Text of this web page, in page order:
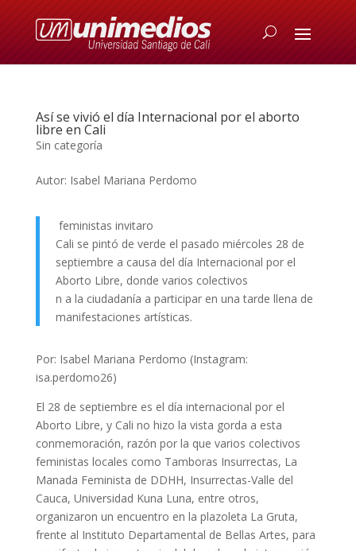
Así se vivió el día Internacional por el aborto
libre en Cali
Sin categoría
Autor: Isabel Mariana Perdomo
feministas invitaro
Cali se pintó de verde el pasado miércoles 28 de
septiembre a causa del día Internacional por el
Aborto Libre, donde varios colectivos
n a la ciudadanía a participar en una tarde llena de
manifestaciones artísticas.
Por: Isabel Mariana Perdomo (Instagram:
isa.perdomo26)
El 28 de septiembre es el día internacional por el
Aborto Libre, y Cali no hizo la vista gorda a esta
conmemoración, razón por la que varios colectivos
feministas locales como Tamboras Insurrectas, La
Manada Feminista de DDHH, Insurrectas-Valle del
Cauca, Universidad Kuna Luna, entre otros,
organizaron un encuentro en la plazoleta La Gruta,
frente al Instituto Departamental de Bellas Artes, para